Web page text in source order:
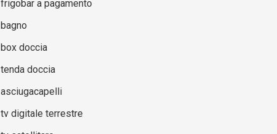
frigobar a pagamento
bagno
box doccia
tenda doccia
asciugacapelli
tv digitale terrestre